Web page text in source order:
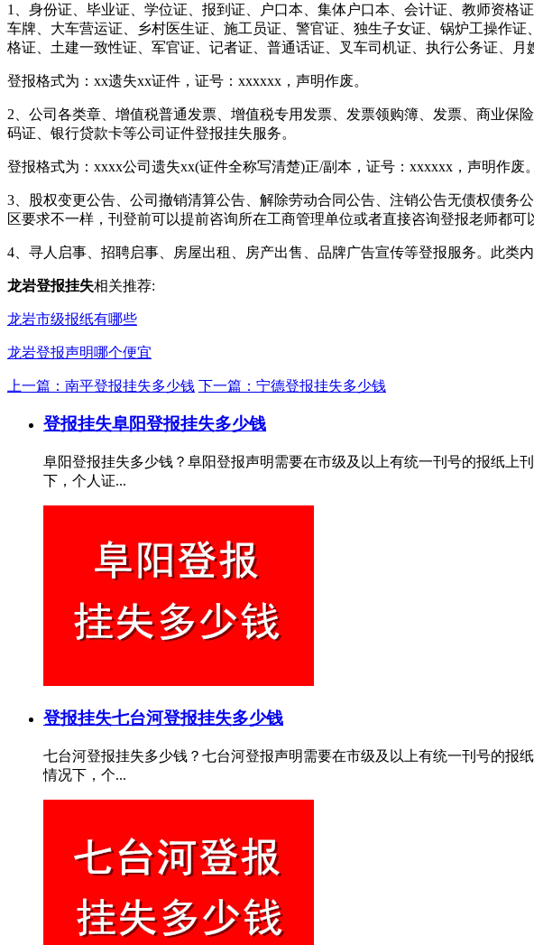
1、身份证、毕业证、学位证、报到证、户口本、集体户口本、会计证、教师资
车牌、大车营运证、乡村医生证、施工员证、警官证、独生子女证、锅炉工操作
格证、土建一致性证、军官证、记者证、普通话证、叉车司机证、执行公务证、月
登报格式为：xx遗失xx证件，证号：xxxxxx，声明作废。
2、公司各类章、增值税普通发票、增值税专用发票、发票领购簿、发票、商业
码证、银行贷款卡等公司证件登报挂失服务。
登报格式为：xxxx公司遗失xx(证件全称写清楚)正/副本，证号：xxxxxx，声明作废。
3、股权变更公告、公司撤销清算公告、解除劳动合同公告、注销公告无债权债
区要求不一样，刊登前可以提前咨询所在工商管理单位或者直接咨询登报老师都可
4、寻人启事、招聘启事、房屋出租、房产出售、品牌广告宣传等登报服务。此类
龙岩登报挂失相关推荐:
龙岩市级报纸有哪些
龙岩登报声明哪个便宜
上一篇：南平登报挂失多少钱 下一篇：宁德登报挂失多少钱
登报挂失阜阳登报挂失多少钱
阜阳登报挂失多少钱？阜阳登报声明需要在市级及以上有统一刊号的报纸上
下，个人证...
登报挂失七台河登报挂失多少钱
七台河登报挂失多少钱？七台河登报声明需要在市级及以上有统一刊号的报
情况下，个...